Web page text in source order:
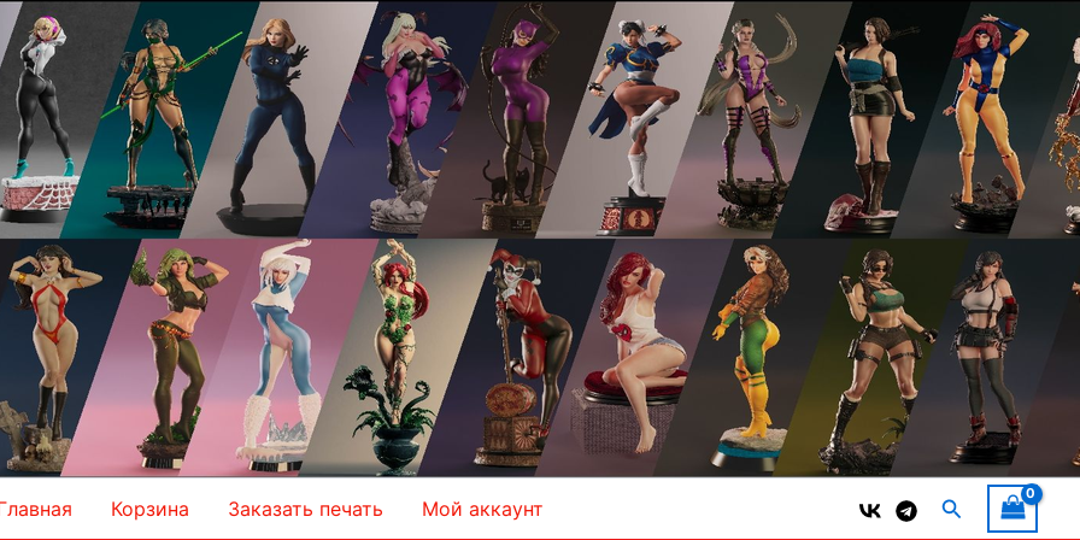
Корзина Заказать печать Мой аккаунт Поиск